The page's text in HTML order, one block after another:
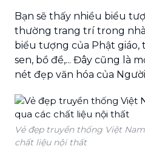
Bạn sẽ thấy nhiều biểu
thường trang trí trong
biểu tượng của Phật giáo,
sen, bồ đề,... Đây cũng là
nét đẹp văn hóa của
Vẻ đẹp truyền thống Việt
chất liệu nội thất